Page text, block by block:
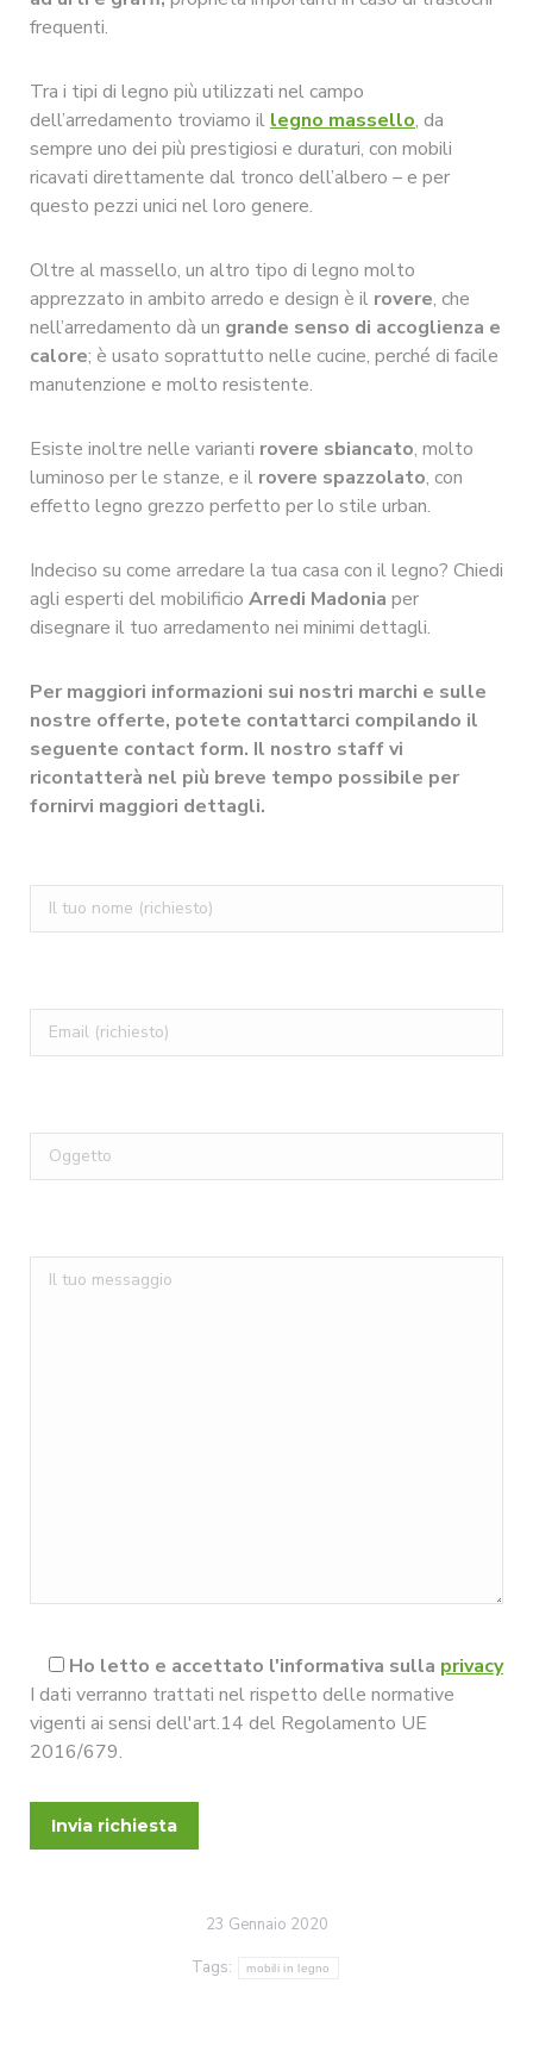
frequenti.
Tra i tipi di legno più utilizzati nel campo
dell’arredamento troviamo il legno massello, da
sempre uno dei più prestigiosi e duraturi, con mobili
ricavati direttamente dal tronco dell’albero – e per
questo pezzi unici nel loro genere.
Oltre al massello, un altro tipo di legno molto
apprezzato in ambito arredo e design è il rovere, che
nell’arredamento dà un grande senso di accoglienza e
calore; è usato soprattutto nelle cucine, perché di facile
manutenzione e molto resistente.
Esiste inoltre nelle varianti rovere sbiancato, molto
luminoso per le stanze, e il rovere spazzolato, con
effetto legno grezzo perfetto per lo stile urban.
Indeciso su come arredare la tua casa con il legno? Chiedi
agli esperti del mobilificio Arredi Madonia per
disegnare il tuo arredamento nei minimi dettagli.
Per maggiori informazioni sui nostri marchi e sulle
nostre offerte, potete contattarci compilando il
seguente contact form. Il nostro staff vi
ricontatterà nel più breve tempo possibile per
fornirvi maggiori dettagli.
Ho letto e accettato l'informativa sulla privacy
I dati verranno trattati nel rispetto delle normative
vigenti ai sensi dell'art.14 del Regolamento UE
2016/679.
23 Gennaio 2020
Tags:
mobili in legno